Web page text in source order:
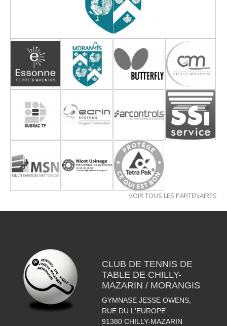
VOIR TOUS LES PARTENAIRES
CLUB DE TENNIS DE
TABLE DE CHILLY-
MAZARIN / MORANGIS
GYMNASE JESSE OWENS,
RUE DU L'EUROPE
91380 CHILLY-MAZARIN